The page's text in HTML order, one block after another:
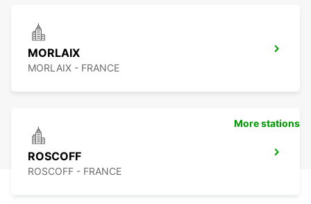
MORLAIX
MORLAIX - FRANCE
ROSCOFF
ROSCOFF - FRANCE
More stations